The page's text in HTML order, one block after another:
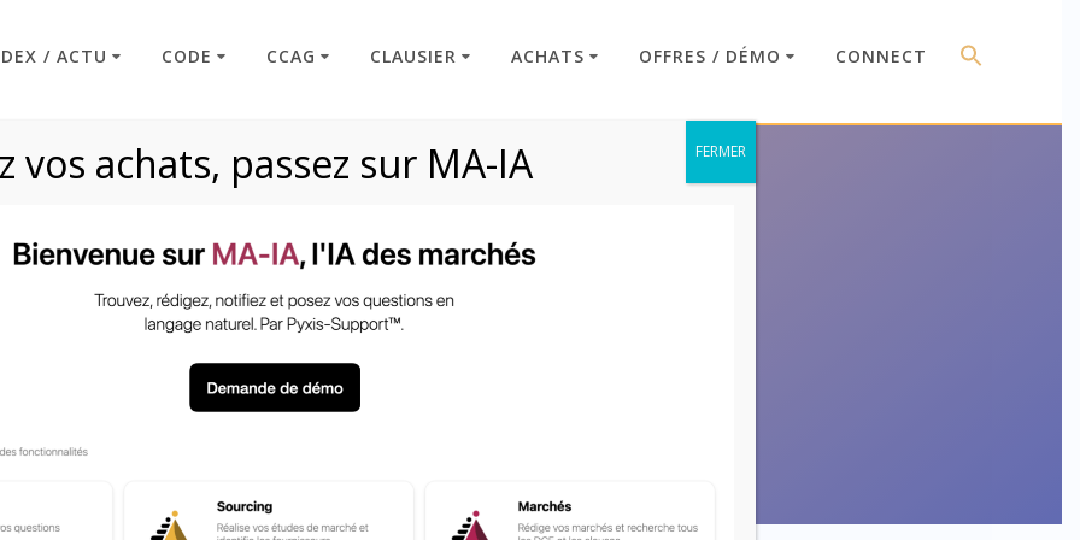
/ ACTU CODE CCAG CLAUSIER ACHATS OFFRES / DÉMO CONNECT
Veille juridique
Code : Commande Publique
vos achats, passez sur MA-IA FERMER